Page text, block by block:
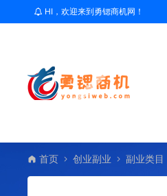
HI，欢迎来到勇锶商机网！
首页 创业副业 副业类目